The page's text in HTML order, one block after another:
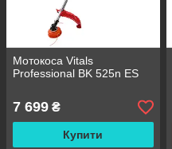
Мотокоса Vitals
Professional BK 525n ES
7 699 ₴
Купити